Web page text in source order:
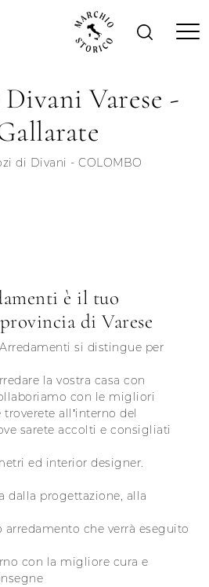
Varese -
di Divani - COLOMBO
è il tuo
di Varese
si distingue per
la vostra casa con
con le migliori
all’interno del
sarete accolti e consigliati
ed interior designer.
dalla progettazione, alla
che verrà eseguito
con la migliore cura e